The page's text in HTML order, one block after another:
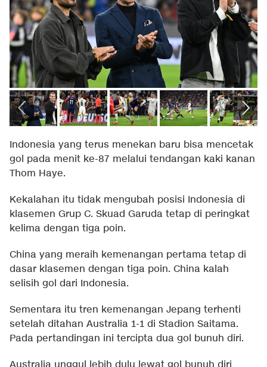
Indonesia yang terus menekan baru bisa mencetak
gol pada menit ke-87 melalui tendangan kaki kanan
Thom Haye.
Kekalahan itu tidak mengubah posisi Indonesia di
klasemen Grup C. Skuad Garuda tetap di peringkat
kelima dengan tiga poin.
China yang meraih kemenangan pertama tetap di
dasar klasemen dengan tiga poin. China kalah
selisih gol dari Indonesia.
Sementara itu tren kemenangan Jepang terhenti
setelah ditahan Australia 1-1 di Stadion Saitama.
Pada pertandingan ini tercipta dua gol bunuh diri.